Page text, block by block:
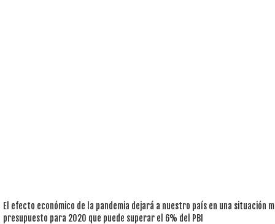
El efecto económico de la pandemia dejará a nuestro país en una situación
presupuesto para 2020 que puede superar el 6% del PBI